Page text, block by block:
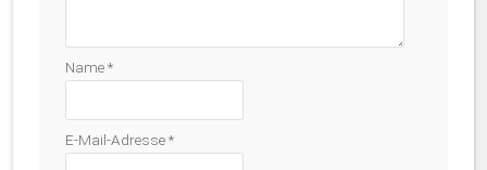
Name*
E-Mail-Adresse*